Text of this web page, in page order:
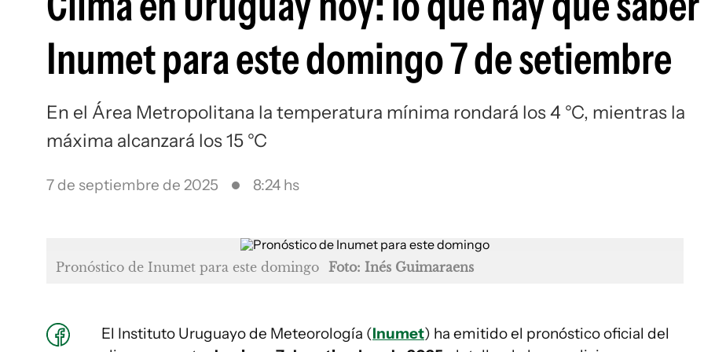
Inumet para este domingo 7 de setiembre
En el Área Metropolitana la temperatura mínima rondará los 4 °C, mientras la
máxima alcanzará los 15 °C
7 de septiembre de 2025 8:24 hs
Pronóstico de Inumet para este domingo Foto: Inés Guimaraens
El Instituto Uruguayo de Meteorología (Inumet) ha emitido el pronóstico oficial del